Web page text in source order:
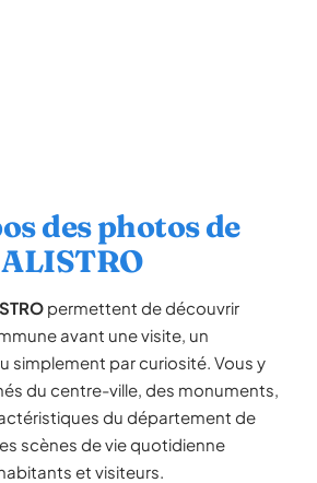
des photos de
ALISTRO
permettent de découvrir
avant une visite, un
simplement par curiosité. Vous y
du centre-ville, des monuments,
du département de
scènes de vie quotidienne
et visiteurs.